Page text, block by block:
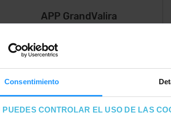
Consentimiento
PUEDES CONTROLAR EL USO DE LAS
APP GrandValira
importante en